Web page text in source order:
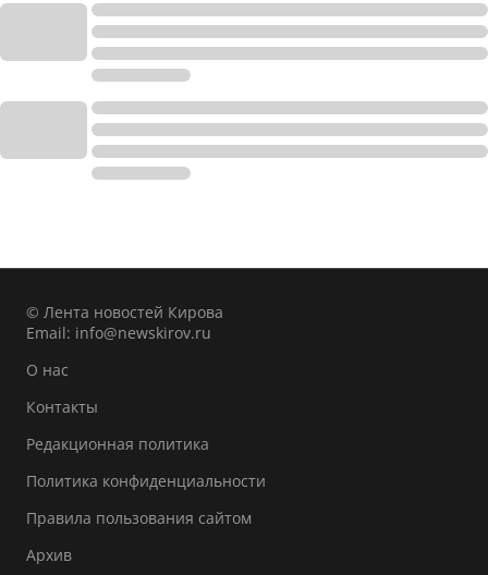
© Лента новостей Кирова
Email: info@newskirov.ru
О нас
Контакты
Редакционная политика
Политика конфиденциальности
Правила пользования сайтом
Архив